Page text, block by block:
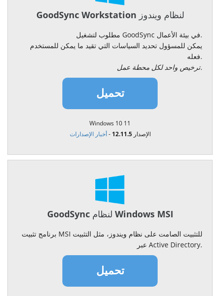
GoodSync Workstation لنظام ويندوز
مطلوب لتشغيل GoodSync في بيئة الأعمال.
يمكن للمسؤول تحديد السياسات التي تقيد ما يمكن للمستخدم
فعله.
ترخيص واحد لكل محطة عمل.
تحميل
Windows 10 11
الإصدار 12.11.5
-أخبار الإصدارات
GoodSync لنظام Windows MSI
برنامج تثبيت MSI للتثبيت الصامت على نظام ويندوز، مثل التثبيت
عبر Active Directory.
تحميل